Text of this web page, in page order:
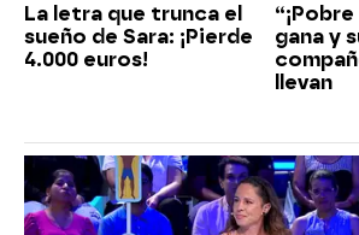
La letra que trunca el
sueño de Sara: ¡Pierde
4.000 euros!
gana y
llevan